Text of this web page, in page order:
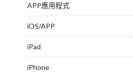
APP應用程式
iOS/APP
iPad
iPhone